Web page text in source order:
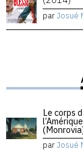
parJosué
Le corps
l’Amérique
parJosué